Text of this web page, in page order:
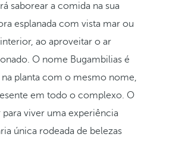
saborear a comida na sua
esplanada com vista mar ou
ao aproveitar o ar
O nome Bugambilias é
na planta com o mesmo nome,
em todo o complexo. O
para viver uma experiência
única rodeada de belezas